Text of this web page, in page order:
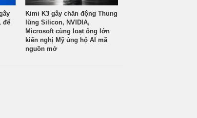
để
Kimi K3 gây chấn động Thung
lũng Silicon, NVIDIA,
Microsoft cùng loạt ông lớn
kiến nghị Mỹ ủng hộ AI mã
nguồn mở